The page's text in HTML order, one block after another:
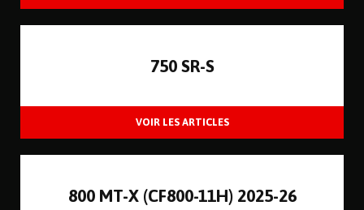
750 SR-S
800 MT-X (CF800-11H) 2025-26